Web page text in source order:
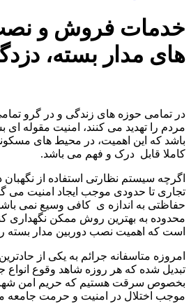
خدمات فروش و
های مدار بسته،
در تمامی حوزه های زندگی و در گرو
مردم را تهدید می کنند، امنیت مقوله
باشد که این اهمیت، در محیط های
کاملا قابل درک و فهم می باشد.
اگرچه سیستم نظارتی استفاده از
تجاری تا حدودی موجب ایجاد امنیت می
حفاظتی به اندازه ی کافی وسیع نمی باشد
محدوده به بهترین روش ممکن نگهداری
است که اهمیت نصب دوربین مدار بسته
امروزه متاسفانه جرائم به یکی از
تبدیل شده که هر روزه شاهد وقوع انواع
بخصوص سرقت هستیم که حریم امن
موجب اختلال در امنیت و حرمت جامعه